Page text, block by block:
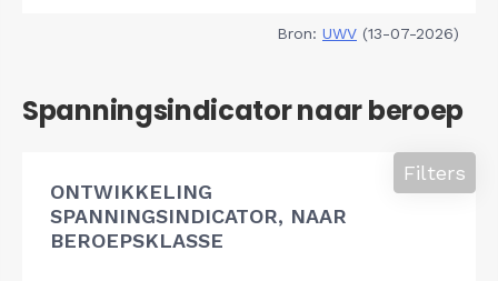
Bron: UWV (13-07-2026)
Spanningsindicator naar beroep
ONTWIKKELING
SPANNINGSINDICATOR, NAAR
BEROEPSKLASSE
Filters